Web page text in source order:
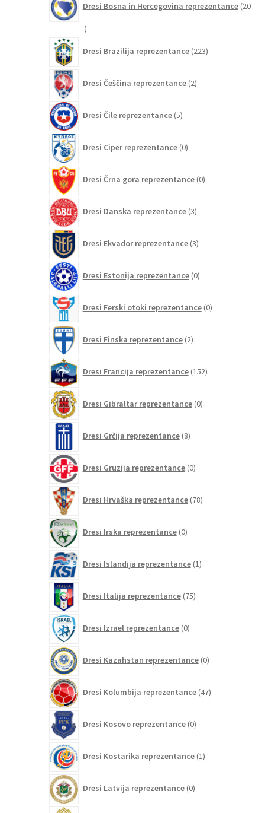
Dresi Bosna in Hercegovina reprezentance 20
20
Dresi Brazilija reprezentance 223izdelkov
Dresi Češčina reprezentance 2izdelka
Dresi Čile reprezentance 5izdelkov
Dresi Ciper reprezentance 0izdelkov
Dresi Črna gora reprezentance 0izdelkov
Dresi Danska reprezentance 3izdelki
Dresi Ekvador reprezentance 3izdelki
Dresi Estonija reprezentance 0izdelkov
Dresi Ferski otoki reprezentance 0izdelkov
Dresi Finska reprezentance 2izdelka
Dresi Francija reprezentance 152izdelkov
Dresi Gibraltar reprezentance 0izdelkov
Dresi Grčija reprezentance 8izdelkov
Dresi Gruzija reprezentance 0izdelkov
Dresi Hrvaška reprezentance 78izdelkov
Dresi Irska reprezentance 0izdelkov
Dresi Islandija reprezentance 1izdelek
Dresi Italija reprezentance 75izdelkov
Dresi Izrael reprezentance 0izdelkov
Dresi Kazahstan reprezentance 0izdelkov
Dresi Kolumbija reprezentance 47izdelkov
Dresi Kosovo reprezentance 0izdelkov
Dresi Kostarika reprezentance 1izdelek
Dresi Latvija reprezentance 0izdelkov